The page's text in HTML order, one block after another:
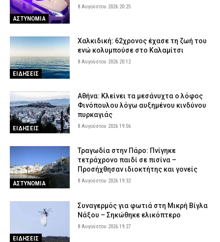
ΑΣΤΥΝΟΜΙΑ
8 Αυγούστου 2026 20:25
ΕΙΔΗΣΕΙΣ
Χαλκιδική: 62χρονος έχασε τη ζωή του
ενώ κολυμπούσε στο Καλαμίτσι
8 Αυγούστου 2026 20:12
ΕΙΔΗΣΕΙΣ
Αθήνα: Κλείνει τα μεσάνυχτα ο λόφος
Φινόπουλου λόγω αυξημένου κινδύνου
πυρκαγιάς
8 Αυγούστου 2026 19:56
ΑΣΤΥΝΟΜΙΑ
Τραγωδία στην Πάρο: Πνίγηκε
τετράχρονο παιδί σε πισίνα –
Προσήχθησαν ιδιοκτήτης και γονείς
8 Αυγούστου 2026 19:32
ΕΙΔΗΣΕΙΣ
Συναγερμός για φωτιά στη Μικρή Βίγλα
Νάξου – Σηκώθηκε ελικόπτερο
8 Αυγούστου 2026 19:27